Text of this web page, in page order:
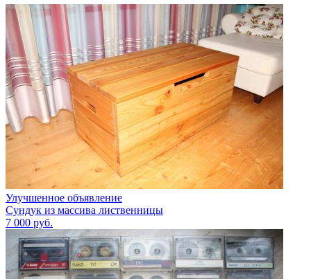
Улучшенное объявление
Сундук из массива лиственницы
7 000 руб.